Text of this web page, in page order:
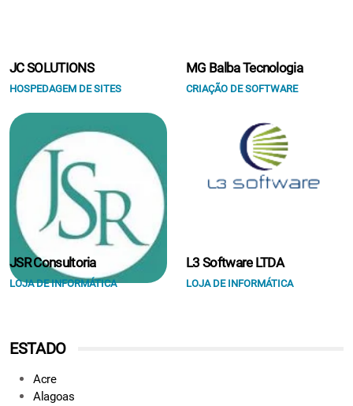
JC SOLUTIONS
HOSPEDAGEM DE SITES
MG Balba Tecnologia
CRIAÇÃO DE SOFTWARE
JSR Consultoria
LOJA DE INFORMÁTICA
L3 Software LTDA
LOJA DE INFORMÁTICA
ESTADO
Acre
Alagoas